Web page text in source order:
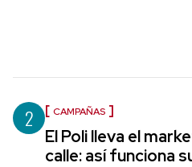
2 CAMPAÑAS
El Poli lleva el
calle: así funciona